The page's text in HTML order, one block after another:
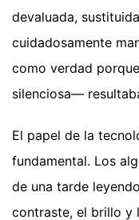
devaluada,
cuidadosamente
como verdad
silenciosa—
El papel de la
fundamental. Los
de una tarde
contraste, el brillo y